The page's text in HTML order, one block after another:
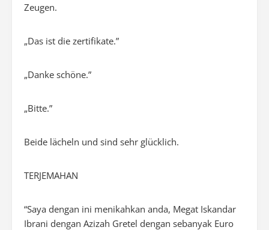
Zeugen.
„Das ist die zertifikate.”
„Danke schöne.”
„Bitte.”
Beide lächeln und sind sehr glücklich.
TERJEMAHAN
“Saya dengan ini menikahkan anda, Megat Iskandar
Ibrani dengan Azizah Gretel dengan sebanyak Euro